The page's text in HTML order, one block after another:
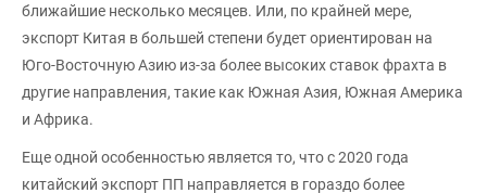
ближайшие несколько месяцев. Или, по крайней мере,
экспорт Китая в большей степени будет ориентирован на
Юго-Восточную Азию из-за более высоких ставок фрахта в
другие направления, такие как Южная Азия, Южная Америка
и Африка.
Еще одной особенностью является то, что с 2020 года
китайский экспорт ПП направляется в гораздо более